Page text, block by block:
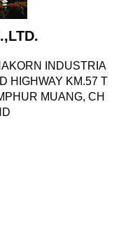
INDUSTRIA
HIGHWAY KM.57 T
MUANG, CH